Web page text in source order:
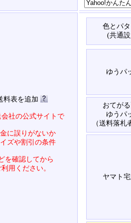
料表を追加
社の公式サイトで
に誤りがないか
ズや割引の条件
を確認してから
利用ください。
色とパ
(共通
ゆうパ
おてが
ゆうパ
（送料落札
ヤマト